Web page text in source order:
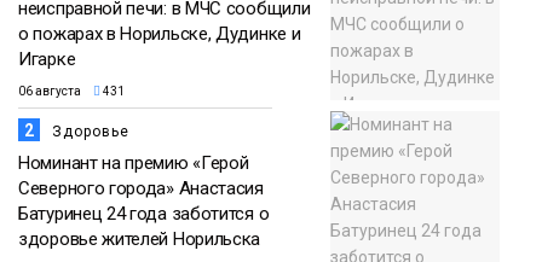
неисправной печи: в МЧС сообщили
о пожарах в Норильске, Дудинке и
Игарке
06 августа 431
2 Здоровье
Номинант на премию «Герой
Северного города» Анастасия
Батуринец 24 года заботится о
здоровье жителей Норильска